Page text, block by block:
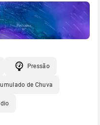
Pressão
de Chuva